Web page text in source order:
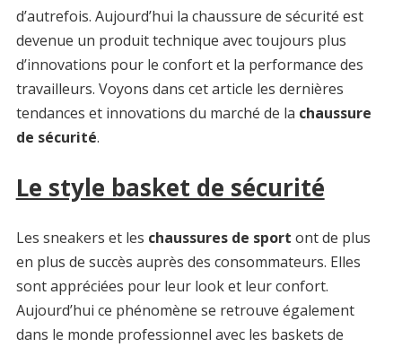
d’autrefois. Aujourd’hui la chaussure de sécurité est
devenue un produit technique avec toujours plus
d’innovations pour le confort et la performance des
travailleurs. Voyons dans cet article les dernières
tendances et innovations du marché de la chaussure
de sécurité.
Le style basket de sécurité
Les sneakers et les chaussures de sport ont de plus
en plus de succès auprès des consommateurs. Elles
sont appréciées pour leur look et leur confort.
Aujourd’hui ce phénomène se retrouve également
dans le monde professionnel avec les baskets de